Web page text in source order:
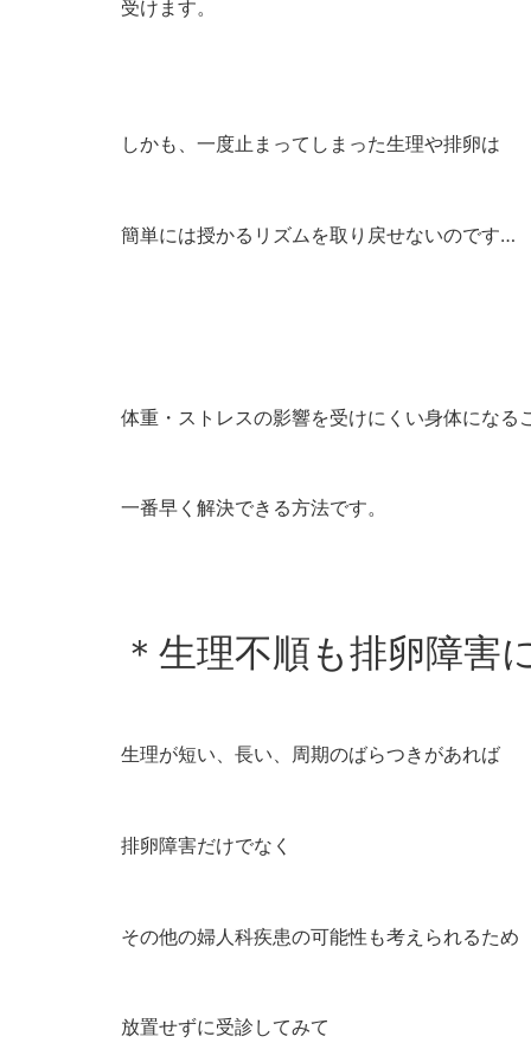
受けます。
しかも、一度止まってしまった生理や排卵は
簡単には授かるリズムを取り戻せないのです…
体重・ストレスの影響を受けにくい身体になる
一番早く解決できる方法です。
＊生理不順も排卵障害
生理が短い、長い、周期のばらつきがあれば
排卵障害だけでなく
その他の婦人科疾患の可能性も考えられるため
放置せずに受診してみて